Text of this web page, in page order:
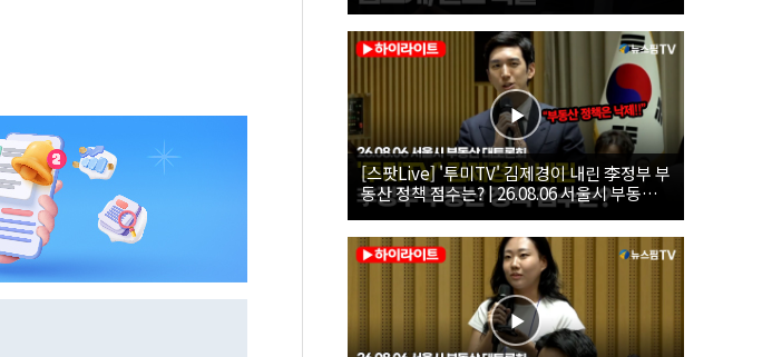
26.08.06 개혁신당 보완수사권 폐지 토론회
[스팟Live] '투미TV' 김제경이 내린 李정부 부
동산 정책 점수는? | 26.08.06 서울시 부동산
대토론회